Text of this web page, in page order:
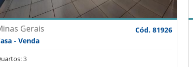
Gerais
Cód. 81926
- Venda
3